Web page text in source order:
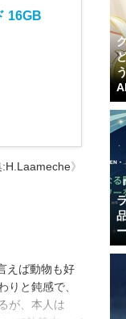
16GB
:H.Laameche》
えば動物も好
りと鈍感で、
が、本人は